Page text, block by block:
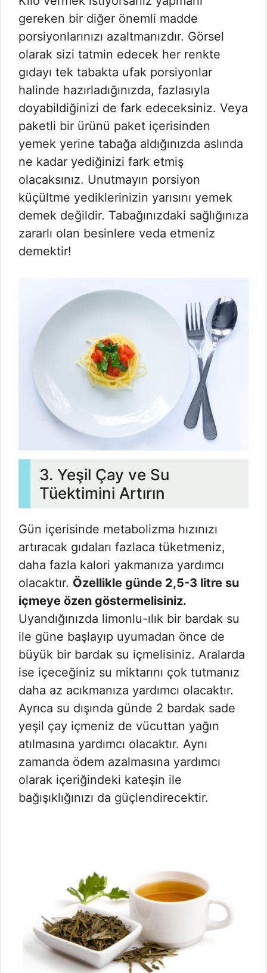
gereken bir diğer önemli madde
porsiyonlarınızı azaltmanızdır. Görsel
olarak sizi tatmin edecek her renkte
gıdayı tek tabakta ufak porsiyonlar
halinde hazırladığınızda, fazlasıyla
doyabildiğinizi de fark edeceksiniz. Veya
paketli bir ürünü paket içerisinden
yemek yerine tabağa aldığınızda aslında
ne kadar yediğinizi fark etmiş
olacaksınız. Unutmayın porsiyon
küçültme yediklerinizin yarısını yemek
demek değildir. Tabağınızdaki sağlığınıza
zararlı olan besinlere veda etmeniz
demektir!
3. Yeşil Çay ve Su
Tüektimini Artırın
Gün içerisinde metabolizma hızınızı
artıracak gıdaları fazlaca tüketmeniz,
daha fazla kalori yakmanıza yardımcı
olacaktır. Özellikle günde 2,5-3 litre su
içmeye özen göstermelisiniz.
Uyandığınızda limonlu-ılık bir bardak su
ile güne başlayıp uyumadan önce de
büyük bir bardak su içmelisiniz. Aralarda
ise içeceğiniz su miktarını çok tutmanız
daha az acıkmanıza yardımcı olacaktır.
Ayrıca su dışında günde 2 bardak sade
yeşil çay içmeniz de vücuttan yağın
atılmasına yardımcı olacaktır. Aynı
zamanda ödem azalmasına yardımcı
olarak içeriğindeki kateşin ile
bağışıklığınızı da güçlendirecektir.